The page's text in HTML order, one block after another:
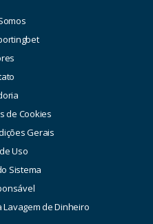
de Cookies
Gerais
Uso
Sistema
Lavagem de Dinheiro